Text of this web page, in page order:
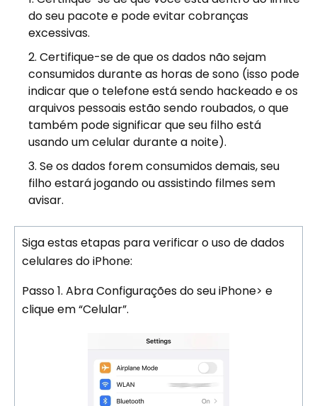
do seu pacote e pode evitar cobranças
excessivas.
Certifique-se de que os dados não sejam
consumidos durante as horas de sono (isso pode
indicar que o telefone está sendo hackeado e os
arquivos pessoais estão sendo roubados, o que
também pode significar que seu filho está
usando um celular durante a noite).
Se os dados forem consumidos demais, seu
filho estará jogando ou assistindo filmes sem
avisar.
Siga estas etapas para verificar o uso de dados
celulares do iPhone:
Passo 1. Abra Configurações do seu iPhone> e
clique em “Celular”.